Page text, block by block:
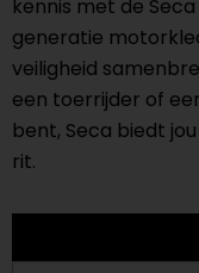
kennis met de
generatie
veiligheid
een toerrijder of
bent, Seca biedt
rit.